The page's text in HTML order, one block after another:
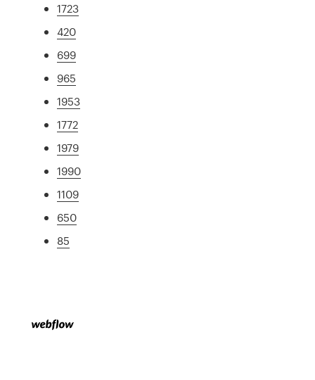
1723
420
699
965
1953
1772
1979
1990
1109
650
85